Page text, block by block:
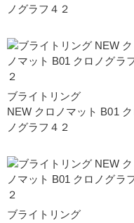
ノグラフ４２
ブライトリング
NEW クロノマット B01 ク
ノグラフ４２
ブライトリング